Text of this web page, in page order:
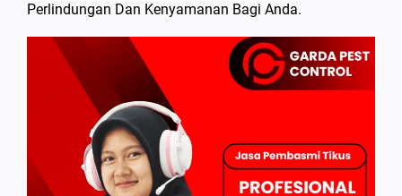
Perlindungan Dan Kenyamanan Bagi Anda.